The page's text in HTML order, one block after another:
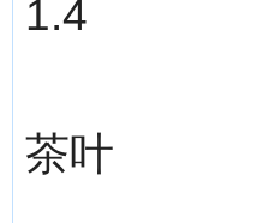
1.4
茶叶